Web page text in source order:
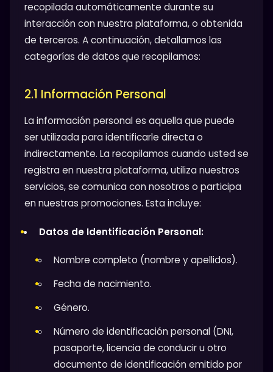
recopilada automáticamente durante su
interacción con nuestra plataforma, o obtenida
de terceros. A continuación, detallamos las
categorías de datos que recopilamos:
2.1 Información Personal
La información personal es aquella que puede
ser utilizada para identificarle directa o
indirectamente. La recopilamos cuando usted se
registra en nuestra plataforma, utiliza nuestros
servicios, se comunica con nosotros o participa
en nuestras promociones. Esta incluye:
Datos de Identificación Personal:
Nombre completo (nombre y apellidos).
Fecha de nacimiento.
Género.
Número de identificación personal (DNI,
pasaporte, licencia de conducir u otro
documento de identificación emitido por